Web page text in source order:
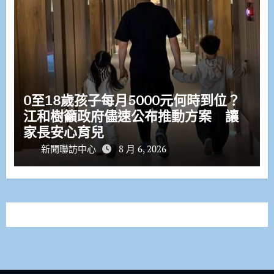
0至18歲孩子每月5000元何時到位？
江和樹籲政府儘速公布推動方案 讓
家長安心育兒
新聞聯訪中心 8 月 6, 2026